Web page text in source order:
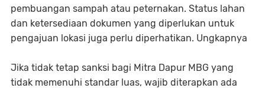
pembuangan sampah atau peternakan. Status lahan
dan ketersediaan dokumen yang diperlukan untuk
pengajuan lokasi juga perlu diperhatikan. Ungkapnya
Jika tidak tetap sanksi bagi Mitra Dapur MBG yang
tidak memenuhi standar luas, wajib diterapkan ada